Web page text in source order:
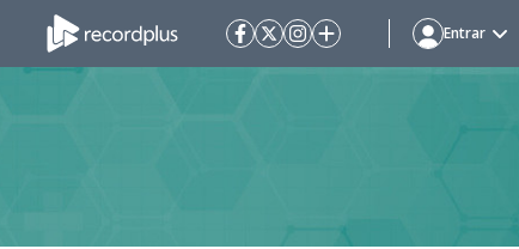
Entrar